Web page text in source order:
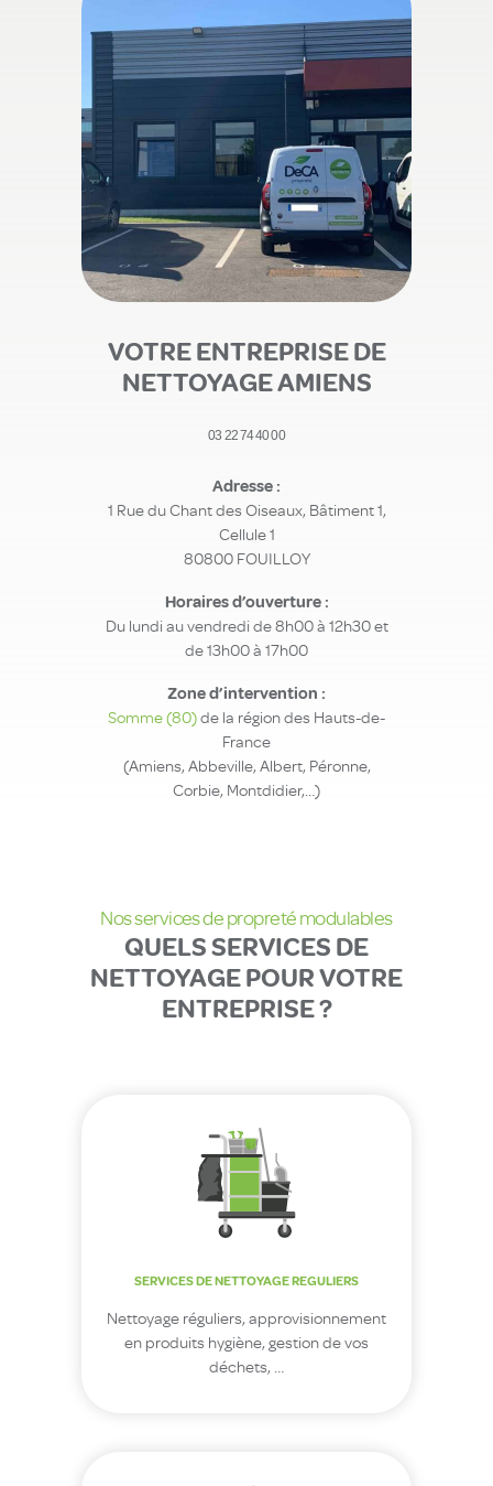
VOTRE ENTREPRISE DE
NETTOYAGE AMIENS
03 22 74 40 00
Adresse :
1 Rue du Chant des Oiseaux, Bâtiment 1,
Cellule 1
80800 FOUILLOY
Horaires d’ouverture :
Du lundi au vendredi de 8h00 à 12h30 et
de 13h00 à 17h00
Zone d’intervention :
Somme (80)de la région des Hauts-de-
France
(Amiens, Abbeville, Albert, Péronne,
Corbie, Montdidier,…)
Nos services de propreté modulables
QUELS SERVICES DE
NETTOYAGE POUR VOTRE
ENTREPRISE ?
SERVICES DE NETTOYAGE REGULIERS
Nettoyage réguliers, approvisionnement
en produits hygiène, gestion de vos
déchets, …